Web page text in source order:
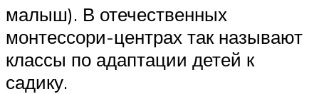
малыш). В отечественных
монтессори-центрах так называют
классы по адаптации детей к
садику.